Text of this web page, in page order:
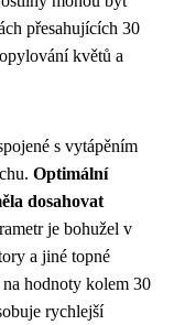
přesahujících 30
květů a
s vytápěním
Optimální
dosahovat
je bohužel v
a jiné topné
hodnoty kolem 30
rychlejší